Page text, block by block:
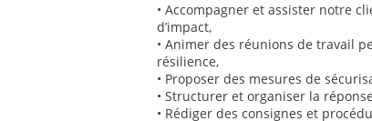
• Accompagner et assister notre
d’impact,
• Animer des réunions de travail
résilience,
• Proposer des mesures de
• Structurer et organiser la
• Rédiger des consignes et